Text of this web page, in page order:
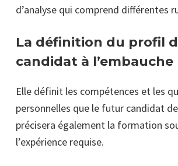
d’analyse qui comprend différentes
La définition du profil
candidat à l’embauche
Elle définit les compétences et les
personnelles que le futur candidat
précisera également la formation
l’expérience requise.